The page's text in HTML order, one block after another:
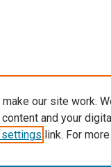
our site work.
and your
link. For